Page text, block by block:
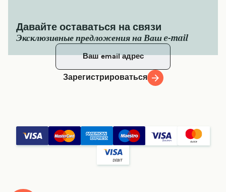
Давайте оставаться на связи
Эксклюзивные предложения на Ваш e-mail
Зарегистрироваться